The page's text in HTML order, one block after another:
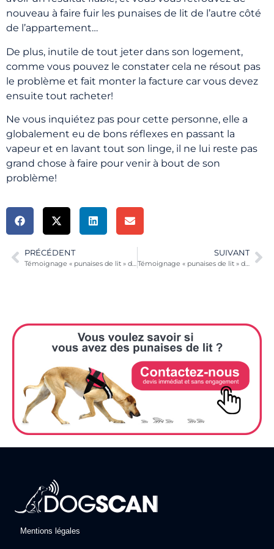
nouveau à faire fuir les punaises de lit de l’autre côté
de l’appartement…
De plus, inutile de tout jeter dans son logement,
comme vous pouvez le constater cela ne résout pas
le problème et fait monter la facture car vous devez
ensuite tout racheter!
Ne vous inquiétez pas pour cette personne, elle a
globalement eu de bons réflexes en passant la
vapeur et en lavant tout son linge, il ne lui reste pas
grand chose à faire pour venir à bout de son
problème!
PRÉCÉDENT SUIVANT
Témoignage « punaises de lit » de Louis de Paris
Mentions légales